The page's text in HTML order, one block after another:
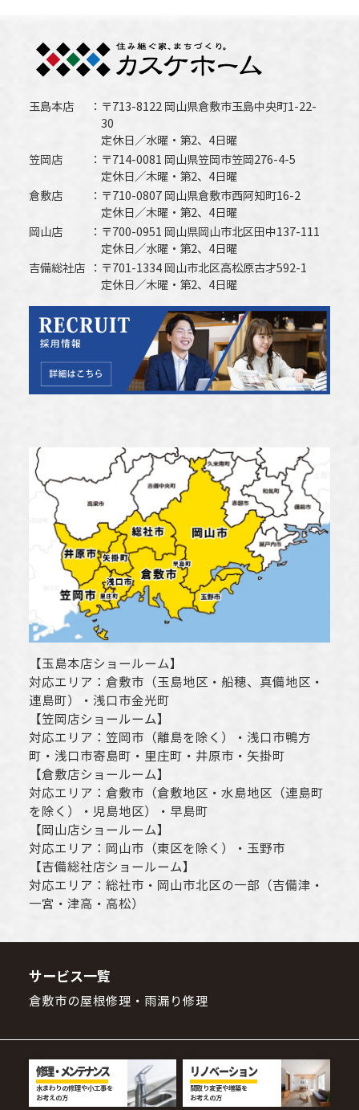
玉島本店
〒713-8122 岡山県倉敷市玉島中央町1-22-
30
定休日／水曜・第2、4日曜
笠岡店
〒714-0081 岡山県笠岡市笠岡276-4-5
定休日／木曜・第2、4日曜
倉敷店
〒710-0807 岡山県倉敷市西阿知町16-2
定休日／木曜・第2、4日曜
岡山店
〒700-0951 岡山県岡山市北区田中137-111
定休日／水曜・第2、4日曜
吉備総社店
〒701-1334 岡山市北区高松原古才592-1
定休日／木曜・第2、4日曜
【玉島本店ショールーム】
対応エリア： 倉敷市 （玉島地区・船穂、真備地区・
連島町）・ 浅口市金光町
【笠岡店ショールーム】
対応エリア： 笠岡市（離島を除く） ・ 浅口市鴨方
町・ 浅口市寄島町・里庄町・ 井原市 ・矢掛町
【倉敷店ショールーム】
対応エリア： 倉敷市 （倉敷地区・水島地区（連島町
を除く）・児島地区）・早島町
【岡山店ショールーム】
対応エリア： 岡山市 （東区を除く）・玉野市
【吉備総社店ショールーム】
対応エリア： 総社市 ・ 岡山市北区の一部（吉備津・
一宮・津高・高松）
サービス一覧
倉敷市の屋根修理・雨漏り修理
修理・メンテナンス
水まわりの修理や小工事を
お考えの方
リノベーション
間取り変更や増築を
お考えの方